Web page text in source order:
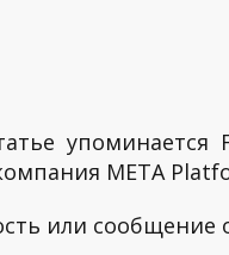
META
или